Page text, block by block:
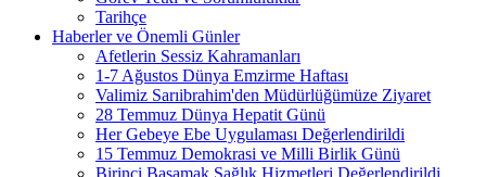
Tarihçe
Haberler ve Önemli Günler
Afetlerin Sessiz Kahramanları
1-7 Ağustos Dünya Emzirme Haftası
Valimiz Sarıibrahim'den Müdürlüğümüze Ziyaret
28 Temmuz Dünya Hepatit Günü
Her Gebeye Ebe Uygulaması Değerlendirildi
15 Temmuz Demokrasi ve Milli Birlik Günü
Birinci Basamak Sağlık Hizmetleri Değerlendirildi